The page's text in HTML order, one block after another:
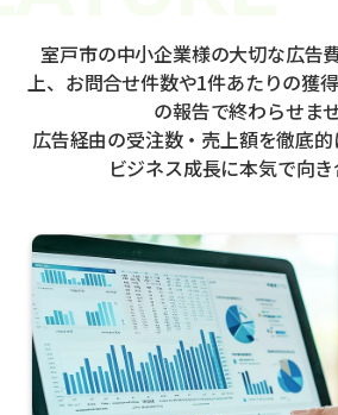
室戸市の中小企業様の大切な広告
上、お問合せ件数や1件あたりの獲
の報告で終わらせませ
広告経由の受注数・売上額を徹底
ビジネス成長に本気で向き